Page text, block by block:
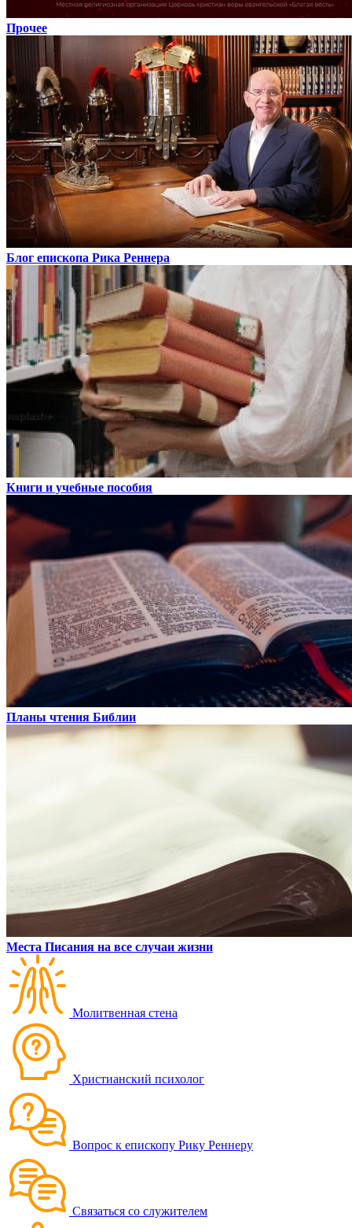
Прочее
Блог епископа Рика Реннера
Книги и учебные пособия
Планы чтения Библии
Места Писания на все случаи жизни
Молитвенная стена
Христианский психолог
Вопрос к епископу Рику Реннеру
Связаться со служителем